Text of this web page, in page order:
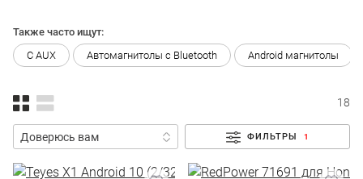
Также часто ищут:
С AUX
Автомагнитолы с Bluetooth Android магнитолы
18
ФИЛЬТРЫ 1